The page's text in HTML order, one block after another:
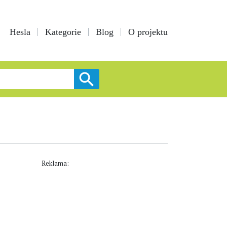
Hesla Kategorie Blog O projektu
Reklama: